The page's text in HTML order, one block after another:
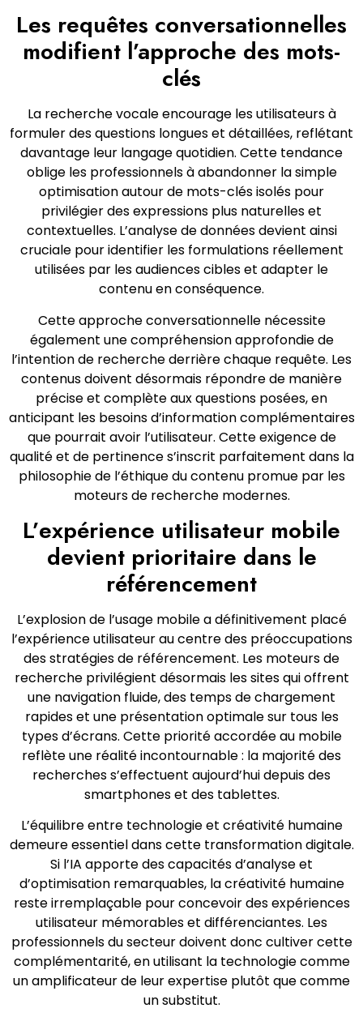
Les requêtes conversationnelles
modifient l’approche des mots-
clés
La recherche vocale encourage les utilisateurs à
formuler des questions longues et détaillées, reflétant
davantage leur langage quotidien. Cette tendance
oblige les professionnels à abandonner la simple
optimisation autour de mots-clés isolés pour
privilégier des expressions plus naturelles et
contextuelles. L’analyse de données devient ainsi
cruciale pour identifier les formulations réellement
utilisées par les audiences cibles et adapter le
contenu en conséquence.
Cette approche conversationnelle nécessite
également une compréhension approfondie de
l’intention de recherche derrière chaque requête. Les
contenus doivent désormais répondre de manière
précise et complète aux questions posées, en
anticipant les besoins d’information complémentaires
que pourrait avoir l’utilisateur. Cette exigence de
qualité et de pertinence s’inscrit parfaitement dans la
philosophie de l’éthique du contenu promue par les
moteurs de recherche modernes.
L’expérience utilisateur mobile
devient prioritaire dans le
référencement
L’explosion de l’usage mobile a définitivement placé
l’expérience utilisateur au centre des préoccupations
des stratégies de référencement. Les moteurs de
recherche privilégient désormais les sites qui offrent
une navigation fluide, des temps de chargement
rapides et une présentation optimale sur tous les
types d’écrans. Cette priorité accordée au mobile
reflète une réalité incontournable : la majorité des
recherches s’effectuent aujourd’hui depuis des
smartphones et des tablettes.
L’équilibre entre technologie et créativité humaine
demeure essentiel dans cette transformation digitale.
Si l’IA apporte des capacités d’analyse et
d’optimisation remarquables, la créativité humaine
reste irremplaçable pour concevoir des expériences
utilisateur mémorables et différenciantes. Les
professionnels du secteur doivent donc cultiver cette
complémentarité, en utilisant la technologie comme
un amplificateur de leur expertise plutôt que comme
un substitut.